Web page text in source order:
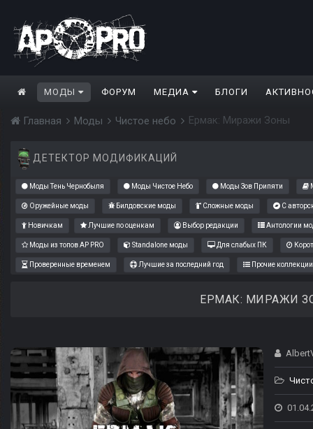
МОДЫ ФОРУМ МЕДИА БЛОГИ
Главная Моды Чистое небо Ермак: Миражи Зоны
ДЕТЕКТОР МОДИФИКАЦИЙ
Моды Тень Чернобыля Моды Чистое Небо Моды Зов Припяти
Оружейные моды Билдовские моды Сложные моды С
Новичкам Лучшие по оценкам Выбор редакции Антологии
Моды из топов AP PRO Standalone моды Для слабых ПК
Проверенные временем Лучшие за последний год Прочие коллекции
ЕРМАК: МИРАЖИ